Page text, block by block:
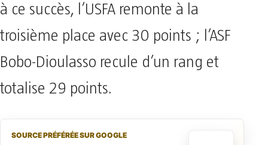
à ce succès, l’USFA remonte à la
troisième place avec 30 points ; l’ASF
Bobo-Dioulasso recule d’un rang et
totalise 29 points.
SOURCE PRÉFÉRÉE SUR GOOGLE